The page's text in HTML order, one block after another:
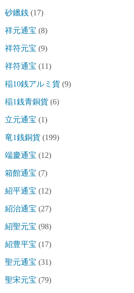
砂鑞銭 (17)
祥元通宝 (8)
祥符元宝 (9)
祥符通宝 (11)
稲10銭アルミ貨 (9)
稲1銭青銅貨 (6)
立元通宝 (1)
竜1銭銅貨 (199)
端慶通宝 (12)
箱館通宝 (7)
紹平通宝 (12)
紹治通宝 (27)
紹聖元宝 (98)
紹豊平宝 (17)
聖元通宝 (31)
聖宋元宝 (79)